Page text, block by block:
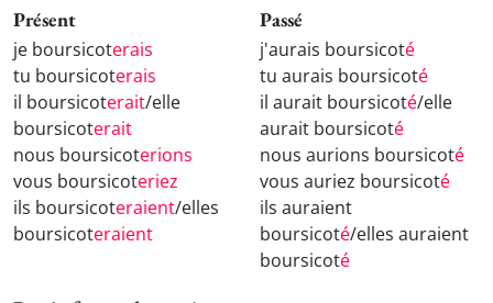
Présent
je boursicoterais
tu boursicoterais
il boursicoterait/elle
boursicoterait
nous boursicoterions
vous boursicoteriez
ils boursicoteraient/elles
boursicoteraient
Passé
j'aurais boursicoté
tu aurais boursicoté
il aurait boursicoté/elle
aurait boursicoté
nous aurions boursicoté
vous auriez boursicoté
ils auraient
boursicoté/elles auraient
boursicoté